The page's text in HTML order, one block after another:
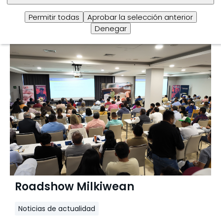
Permitir todas
Aprobar la selección anterior
Denegar
Leer más
Roadshow Milkiwean
Noticias de actualidad